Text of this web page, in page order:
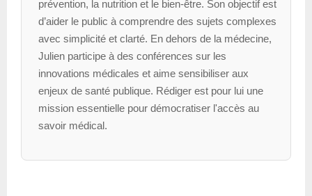
prévention, la nutrition et le bien-être. Son objectif est
d’aider le public à comprendre des sujets complexes
avec simplicité et clarté. En dehors de la médecine,
Julien participe à des conférences sur les
innovations médicales et aime sensibiliser aux
enjeux de santé publique. Rédiger est pour lui une
mission essentielle pour démocratiser l'accès au
savoir médical.